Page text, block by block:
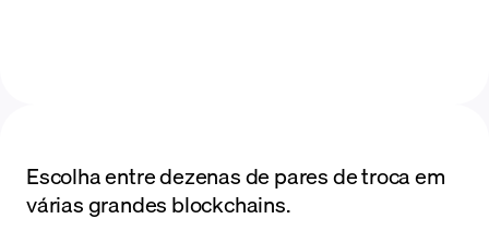
Escolha entre dezenas de pares de troca em
várias grandes blockchains.